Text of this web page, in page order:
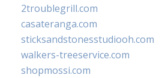
2troublegrill.com
casateranga.com
sticksandstonesstudiooh.com
walkers-treeservice.com
shopmossi.com